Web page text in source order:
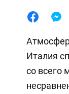
Италия
со всего